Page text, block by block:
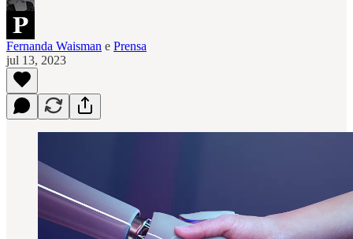
Fernanda Waisman e Prensa
jul 13, 2023